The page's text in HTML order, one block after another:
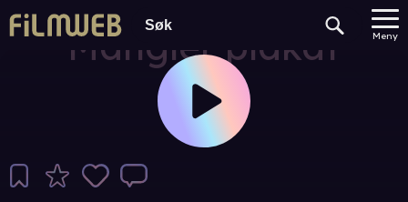
Meny
Mangler plakat